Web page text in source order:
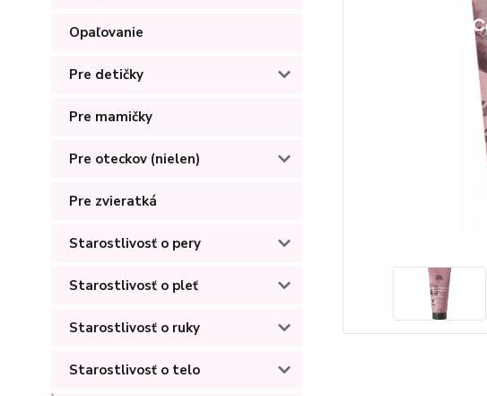
Opaľovanie
Pre detičky
Pre mamičky
Pre oteckov (nielen)
Pre zvieratká
Starostlivosť o pery
Starostlivosť o pleť
Starostlivosť o ruky
Starostlivosť o telo